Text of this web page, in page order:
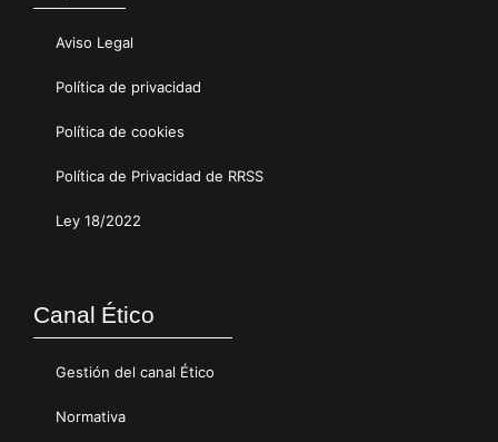
Aviso Legal
Política de privacidad
Política de cookies
Política de Privacidad de RRSS
Ley 18/2022
Canal Ético
Gestión del canal Ético
Normativa